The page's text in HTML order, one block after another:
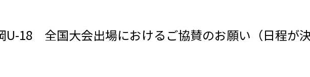
U-18 全国大会出場におけるご協賛のお願い（日程が決